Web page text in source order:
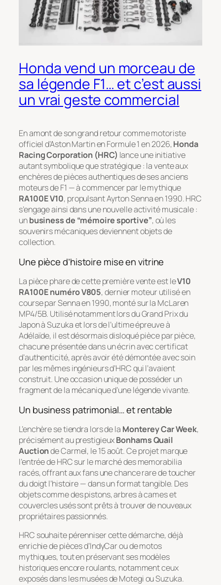
Honda vend un morceau de
sa légende F1… et c’est aussi
un vrai geste commercial
En amont de son grand retour comme motoriste
officiel d’Aston Martin en Formule 1 en 2026,Honda
Racing Corporation (HRC) lance une initiative
autant symbolique que stratégique : la vente aux
enchères de pièces authentiques de ses anciens
moteurs de F1 — à commencer par le mythique
RA100E V10, propulsant Ayrton Senna en 1990. HRC
s’engage ainsi dans une nouvelle activité musicale :
unbusiness de “mémoire sportive”, où les
souvenirs mécaniques deviennent objets de
collection.
Une pièce d’histoire mise en vitrine
La pièce phare de cette première vente est leV10
RA100E numéro V805, dernier moteur utilisé en
course par Senna en 1990, monté sur la McLaren
MP4/5B. Utilisé notamment lors du Grand Prix du
Japon à Suzuka et lors de l’ultime épreuve à
Adélaïde, il est désormais disloqué pièce par pièce,
chacune présentée dans un écrin avec certificat
d’authenticité, après avoir été démontée avec soin
par les mêmes ingénieurs d’HRC qui l’avaient
construit. Une occasion unique de posséder un
fragment de la mécanique d’une légende vivante.
Un business patrimonial… et rentable
L’enchère se tiendra lors de la Monterey Car Week,
précisément au prestigieuxBonhams Quail
Auctionde Carmel, le 15 août. Ce projet marque
l’entrée de HRC sur le marché des memorabilia
racés, offrant aux fans une chance rare de toucher
du doigt l’histoire — dans un format tangible. Des
objets comme des pistons, arbres à cames et
couvercles usés sont prêts à trouver de nouveaux
propriétaires passionnés.
HRC souhaite pérenniser cette démarche, déjà
enrichie de pièces d’IndyCar ou de motos
mythiques, tout en préservant ses modèles
historiques encore roulants, notamment ceux
exposés dans les musées de Motegi ou Suzuka.